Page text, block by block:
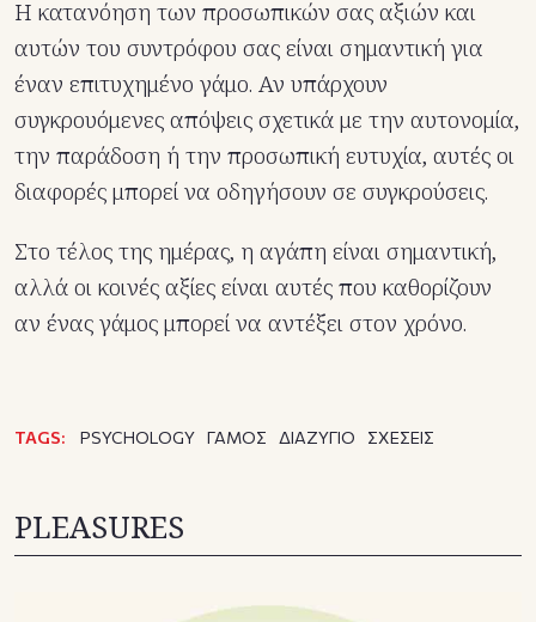
Η κατανόηση των προσωπικών σας αξιών και
αυτών του συντρόφου σας είναι σημαντική για
έναν επιτυχημένο γάμο. Αν υπάρχουν
συγκρουόμενες απόψεις σχετικά με την αυτονομία,
την παράδοση ή την προσωπική ευτυχία, αυτές οι
διαφορές μπορεί να οδηγήσουν σε συγκρούσεις.
Στο τέλος της ημέρας, η αγάπη είναι σημαντική,
αλλά οι κοινές αξίες είναι αυτές που καθορίζουν
αν ένας γάμος μπορεί να αντέξει στον χρόνο.
TAGS: PSYCHOLOGY ΓΑΜΟΣ ΔΙΑΖΥΓΙΟ ΣΧΕΣΕΙΣ
PLEASURES